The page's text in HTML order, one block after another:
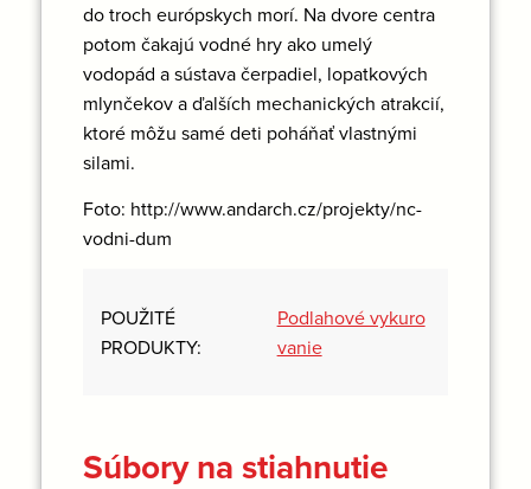
do troch európskych morí. Na dvore centra
potom čakajú vodné hry ako umelý
vodopád a sústava čerpadiel, lopatkových
mlynčekov a ďalších mechanických atrakcií,
ktoré môžu samé deti poháňať vlastnými
silami.
Foto: http://www.andarch.cz/projekty/nc-
vodni-dum
POUŽITÉ
PRODUKTY:
Podlahové vykuro
vanie
Súbory na stiahnutie